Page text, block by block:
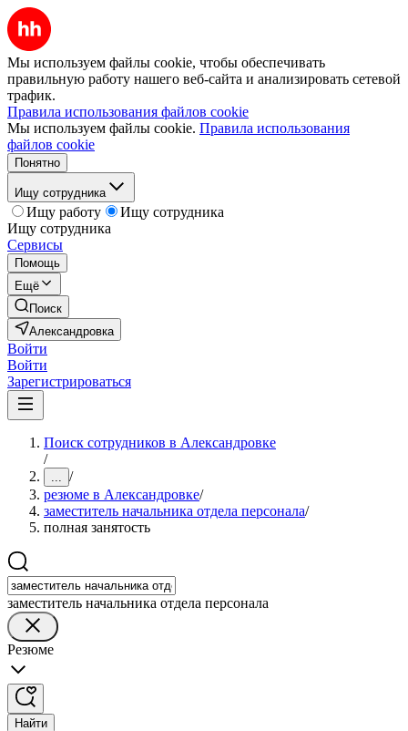
Мы используем файлы cookie, чтобы обеспечивать
правильную работу нашего веб-сайта и анализировать сетевой
трафик.
Правила использования файлов cookie
Мы используем файлы cookie. Правила использования
файлов cookie
Понятно
Ищу сотрудника
Ищу работу
Ищу сотрудника
Ищу сотрудника
Сервисы
Помощь
Ещё
Поиск
Александровка
Войти
Войти
Зарегистрироваться
Поиск сотрудников в Александровке
/
... /
резюме в Александровке/
заместитель начальника отдела персонала/
полная занятость
заместитель начальника отдела персонала
Резюме
Найти